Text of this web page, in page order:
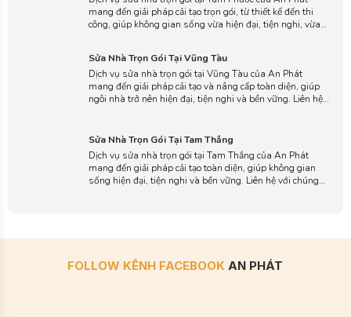
công, giúp không gian sống vừa hiện đại, tiện nghi, vừa
bền đẹp theo thời gian. Liên hệ với chúng tôi ngay để
Dịch vụ sửa nhà trọn gói tại Vũng Tàu của An Phát
mang đến giải pháp cải tạo và nâng cấp toàn diện, giúp
ngôi nhà trở nên hiện đại, tiện nghi và bền vững. Liên hệ
với chúng tôi ngay hôm nay để được tư vấn chi tiết và
nhận báo giá minh bạch, thực hiện công trình nhanh
Sửa Nhà Trọn Gói Tại Tam Thắng
mang đến giải pháp cải tạo toàn diện, giúp không gian
sống hiện đại, tiện nghi và bền vững. Liên hệ với chúng
tôi ngay hôm nay để được tư vấn chi tiết, lựa chọn
phương án thi công phù hợp và nhận báo giá minh bạch
cho ngôi nhà của bạn.